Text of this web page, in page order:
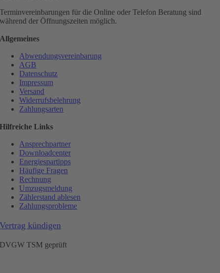
Terminvereinbarungen für die Online oder Telefon Beratung sind
während der Öffnungszeiten möglich.
Allgemeines
Abwendungsvereinbarung
AGB
Datenschutz
Impressum
Versand
Widerrufsbelehrung
Zahlungsarten
Hilfreiche Links
Ansprechpartner
Downloadcenter
Energiespartipps
Häufige Fragen
Rechnung
Umzugsmeldung
Zählerstand ablesen
Zahlungsprobleme
Vertrag kündigen
DVGW TSM geprüft